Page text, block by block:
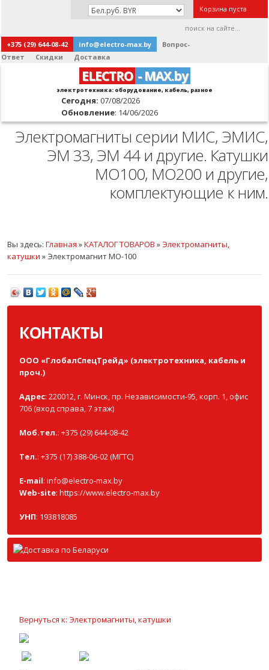
Корзина пуста
+375 (29) 644-08-42 info@electro-max.by
Вопрос-
Ответ
Скидки Доставка
ELECTRO - MAX.by
электротехника: оборудование, кабель, разное
Сегодня: 07/08/2026
Обновление: 14/06/2026
Электромагниты серии МИС, ЭМИС,
ЭМ 33, ЭМ 44 и другие. Катушки
МО100, МО200 и другие,
комплектующие к ним.
Вы здесь: Главная »КАТАЛОГ ТОВАРОВ » Электромагниты,
катушки » Электромагнит МО-100
КОНТАКТЫ
ООО «ГлобалСпецТрейд» (электротехника, кабель и
проч.)
Адрес: 220012, г. Минск, пр. Независимости-95, корп. 1, офис
706 (вход справа, 7 этаж)
Моб.тел.: +375 (29) 644-08-42
Тел.: +375 (17) 388-06-02 (МГТС)
E-mail: info@electro-max.by
Web-site: https://www.electro-max.by
УНП: 193818085
Вернуться к: Электромагниты, катушки